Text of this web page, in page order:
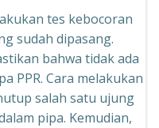
tes kebocoran
sudah dipasang.
bahwa tidak ada
PPR. Cara melakukan
salah satu ujung
pipa. Kemudian,